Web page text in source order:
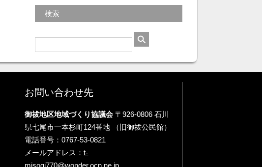
検索
お問い合わせ先
御祓地区地域づくり協議会 〒926-0806 石川
県七尾市一本杉町124番地 （旧御祓公民館）
電話番号：0767-53-0821
メールアドレス：t-